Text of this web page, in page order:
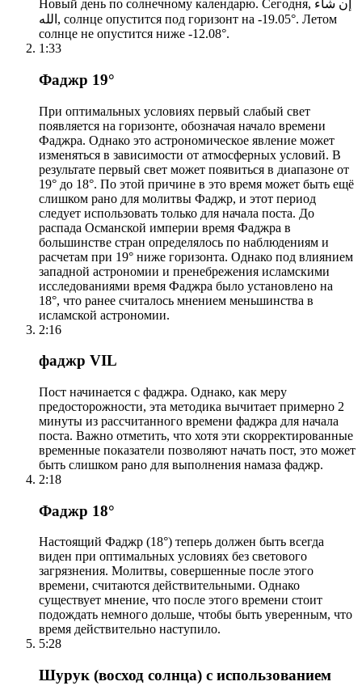
Новый день по солнечному календарю. Сегодня, إن شاء
الله, солнце опустится под горизонт на -19.05°. Летом
солнце не опустится ниже -12.08°.
1:33
Фаджр 19°
При оптимальных условиях первый слабый свет
появляется на горизонте, обозначая начало времени
Фаджра. Однако это астрономическое явление может
изменяться в зависимости от атмосферных условий. В
результате первый свет может появиться в диапазоне от
19° до 18°. По этой причине в это время может быть ещё
слишком рано для молитвы Фаджр, и этот период
следует использовать только для начала поста. До
распада Османской империи время Фаджра в
большинстве стран определялось по наблюдениям и
расчетам при 19° ниже горизонта. Однако под влиянием
западной астрономии и пренебрежения исламскими
исследованиями время Фаджра было установлено на
18°, что ранее считалось мнением меньшинства в
исламской астрономии.
2:16
фаджр VIL
Пост начинается с фаджра. Однако, как меру
предосторожности, эта методика вычитает примерно 2
минуты из рассчитанного времени фаджра для начала
поста. Важно отметить, что хотя эти скорректированные
временные показатели позволяют начать пост, это может
быть слишком рано для выполнения намаза фаджр.
2:18
Фаджр 18°
Настоящий Фаджр (18°) теперь должен быть всегда
виден при оптимальных условиях без светового
загрязнения. Молитвы, совершенные после этого
времени, считаются действительными. Однако
существует мнение, что после этого времени стоит
подождать немного дольше, чтобы быть уверенным, что
время действительно наступило.
5:28
Шурук (восход солнца) с использованием